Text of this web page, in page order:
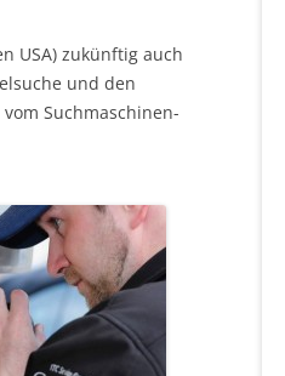
USA) zukünftig auch
und den
Suchmaschinen-